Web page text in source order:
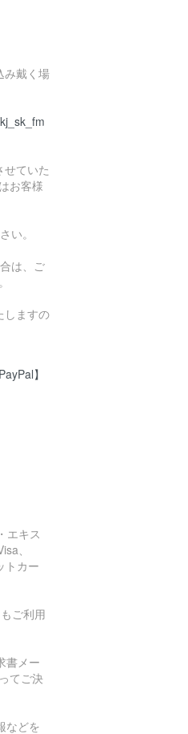
み戴く場
せていた
お客様
い。
は、ご
しますの
】
エキス
、
トカー
ご利用
書メー
てご決
などを